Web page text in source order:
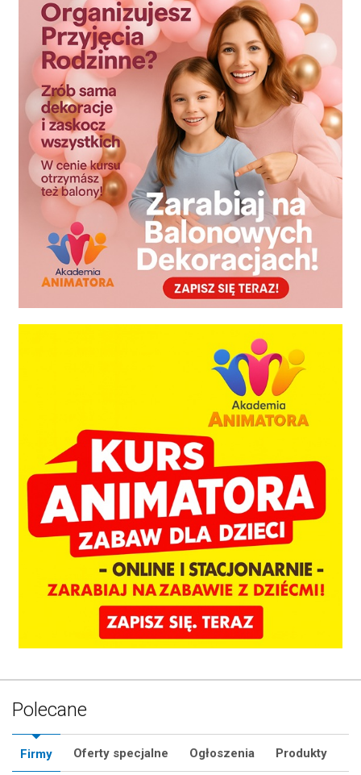
Polecane
Firmy Oferty specjalne Ogłoszenia Produkty